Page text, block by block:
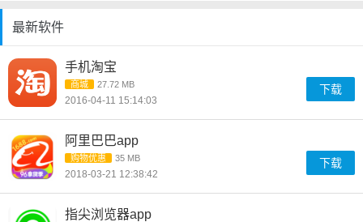
最新软件
手机淘宝
商城 27.72 MB
2016-04-11 15:14:03
下载
阿里巴巴app
购物优惠 35 MB
2018-03-21 12:38:42
下载
指尖浏览器app